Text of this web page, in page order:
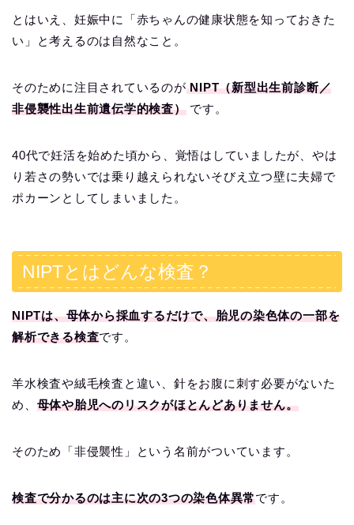
とはいえ、妊娠中に「赤ちゃんの健康状態を知っておきた
い」と考えるのは自然なこと。
そのために注目されているのが NIPT（新型出生前診断／
非侵襲性出生前遺伝学的検査）です。
40代で妊活を始めた頃から、覚悟はしていましたが、やは
り若さの勢いでは乗り越えられないそびえ立つ壁に夫婦で
ポカーンとしてしまいました。
NIPTとはどんな検査？
NIPTは、母体から採血するだけで、胎児の染色体の一部を
解析できる検査です。
羊水検査や絨毛検査と違い、針をお腹に刺す必要がないた
め、 母体や胎児へのリスクがほとんどありません。
そのため「非侵襲性」という名前がついています。
検査で分かるのは主に次の3つの染色体異常です。